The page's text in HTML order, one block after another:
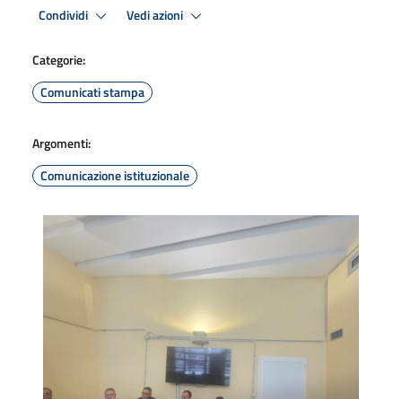
Condividi Vedi azioni
Categorie:
Comunicati stampa
Argomenti:
Comunicazione istituzionale